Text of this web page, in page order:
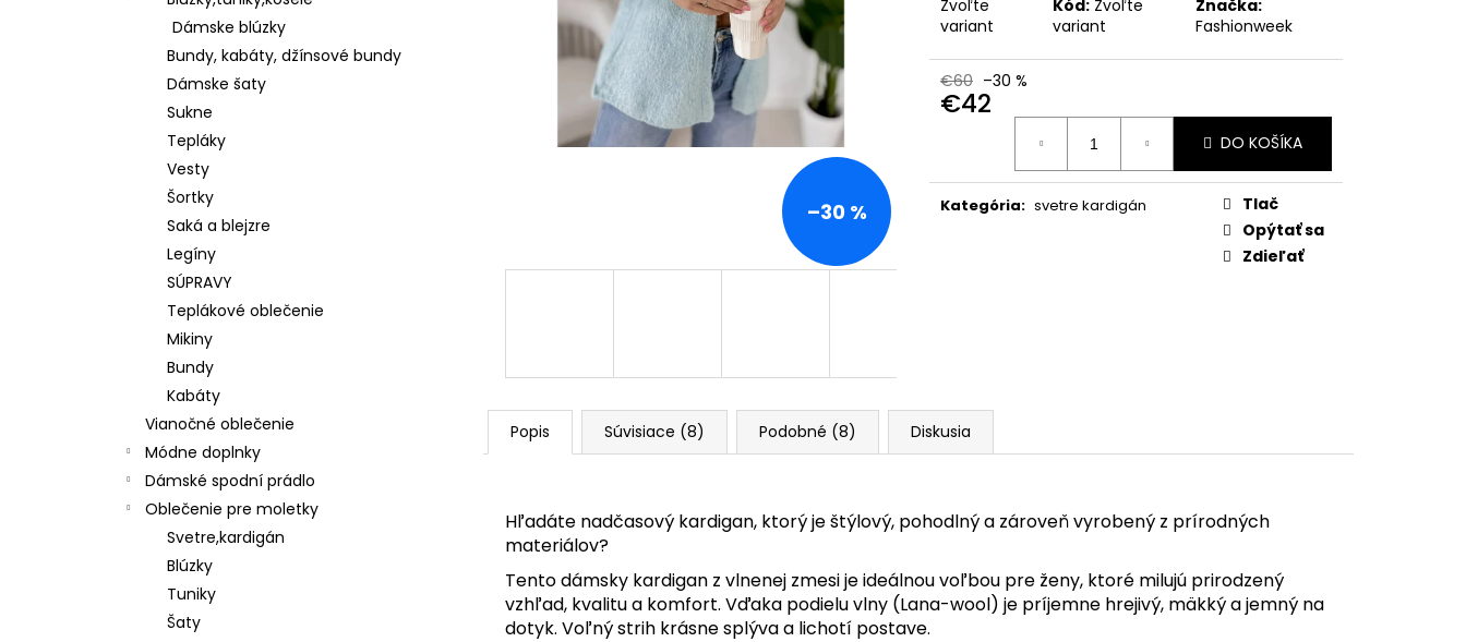
Dámske blúzky
Bundy, kabáty, džínsové bundy
Dámske šaty
Sukne
Tepláky
Vesty
Šortky
Saká a blejzre
Legíny
SÚPRAVY
Teplákové oblečenie
Mikiny
Bundy
Kabáty
Vianočné oblečenie
Módne doplnky
Dámské spodní prádlo
Oblečenie pre moletky
Svetre,kardigán
Blúzky
Tuniky
Šaty
Zvoľte
variant
Kód: Zvoľte
variant
Značka:
Fashionweek
€60 –30 %
€42
Jednotková
DO KOŠÍKA
Kategória: svetre kardigán
Tlač
Opýtať sa
Zdieľať
–30 %
Popis Súvisiace (8) Podobné (8) Diskusia
Hľadáte nadčasový kardigan, ktorý je štýlový, pohodlný a zároveň vyrobený z prírodných
materiálov?
Tento dámsky kardigan z vlnenej zmesi je ideálnou voľbou pre ženy, ktoré milujú prirodzený
vzhľad, kvalitu a komfort. Vďaka podielu vlny (Lana-wool) je príjemne hrejivý, mäkký a jemný na
dotyk. Voľný strih krásne splýva a lichotí postave.
KOŠEĽOVÁ BLÚZKA Z ĽAHKEJ A
PRÍJEMNEJ BAVLNY K65622
TALIANSKA POHODLNÁ TEPLÁKOVÁ
SÚPRAVA K6171G
PREŠÍVANÁ, ASYMETRICKÁ BUNDA S
KAPUCŇOU IT-RAMOSA
€90